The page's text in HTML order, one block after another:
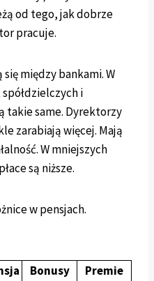
od tego, jak dobrze
pracuje.
między bankami. W
i
takie same. Dyrektorzy
zarabiają więcej. Mają
W mniejszych
są niższe.
w pensjach.
Bonusy
Premie